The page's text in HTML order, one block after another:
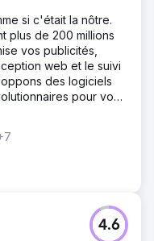
si c'était la nôtre.
plus de 200 millions
vos publicités,
web et le suivi
des logiciels
pour vous
4.6